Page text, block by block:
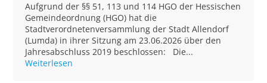
Aufgrund der §§ 51, 113 und 114 HGO der Hessischen
Gemeindeordnung (HGO) hat die
Stadtverordnetenversammlung der Stadt Allendorf
(Lumda) in ihrer Sitzung am 23.06.2026 über den
Jahresabschluss 2019 beschlossen: Die...
Weiterlesen